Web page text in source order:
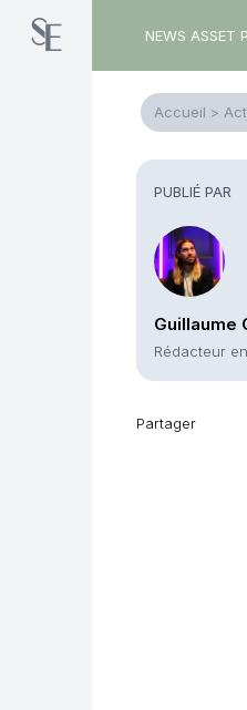
NEWS ASSET
Accueil >
PUBLIÉ PAR
Guillaume
Rédacteur
Partager